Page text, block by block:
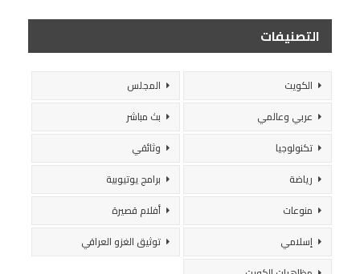
التصنيفات
الكويت
المجلس
عربي وعالمي
بث مباشر
تكنولوجيا
وثائقي
رياضة
برامج يوتيوبية
منوعات
أفلام قصيرة
إسلامي
توثيق الغزو العراقي